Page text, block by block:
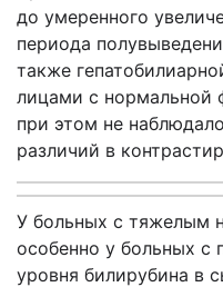
до умеренного
периода
также
лицами с нормальной
при этом не
различий в
У больных с тяжелым
особенно у больных с
уровня билирубина в